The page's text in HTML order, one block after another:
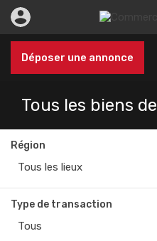
Déposer une annonce
Tous les biens de
Région
Tous les lieux
Type de transaction
Tous